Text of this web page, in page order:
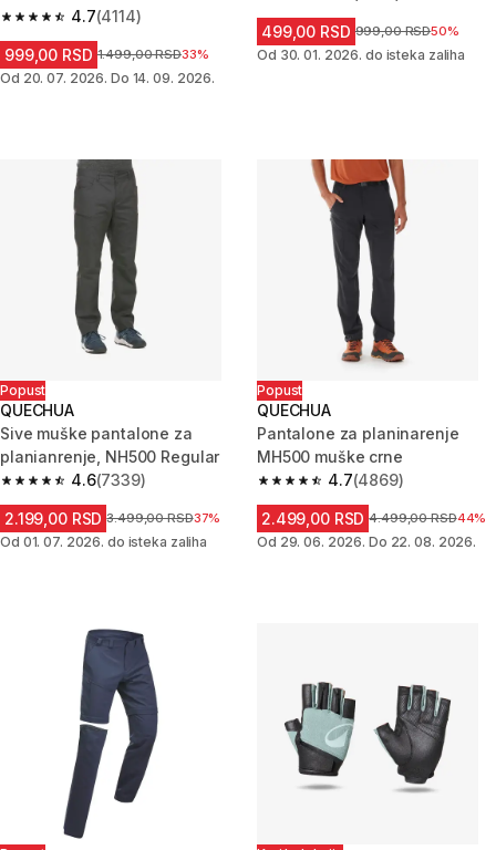
4.7
4.7 od 5 zvezdica from 4114 Recenzije
(4114)
999,00 RSD Cena pre sniženja
1.499,00 RSD33%
Od 20. 07. 2026. Do 14. 09. 2026.
4.6 od 5 zvezdica from 5657
499,00 RSD Cena pre sniženja
999,00 RSD50%
Od 30. 01. 2026. do isteka zaliha
Popust
QUECHUA
Sive muške pantalone za
planianrenje, NH500 Regular
4.6
4.6 od 5 zvezdica from 7339 Recenzije
(7339)
2.199,00 RSD Cena pre sniženja
3.499,00 RSD37%
Od 01. 07. 2026. do isteka zaliha
Popust
QUECHUA
Pantalone za planinarenje
MH500 muške crne
4.7
4.7 od 5 zvezdica from 4869
(4869)
2.499,00 RSD Cena pre sniženja
4.499,00 RSD44%
Od 29. 06. 2026. Do 22. 08. 2026.